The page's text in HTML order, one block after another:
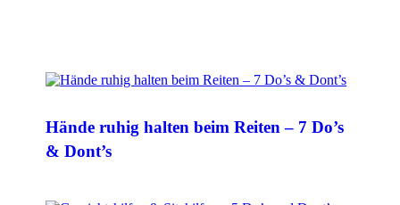
Hände ruhig halten beim Reiten – 7 Do’s
& Dont’s